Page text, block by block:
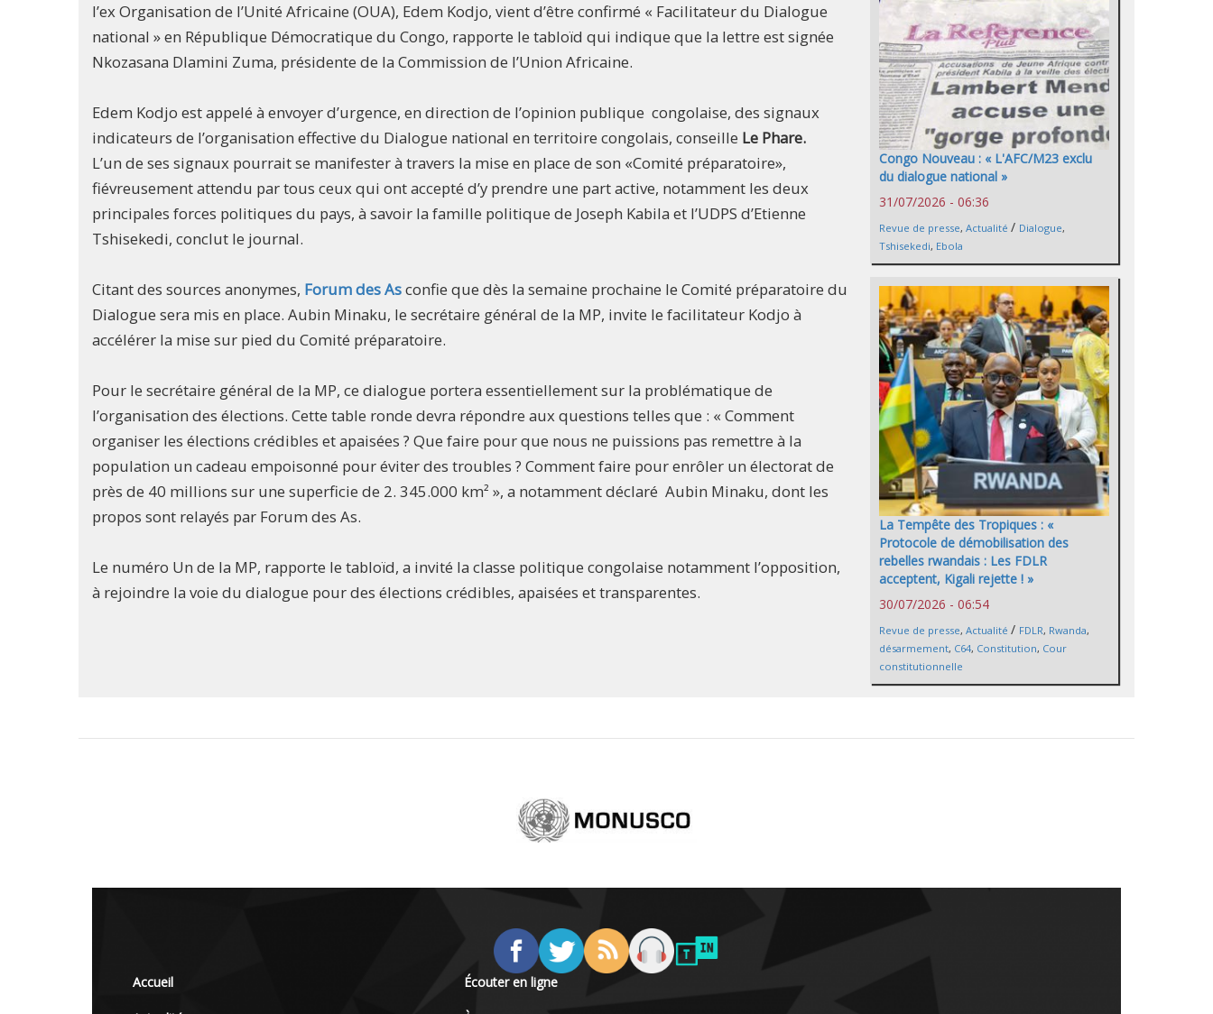
l’ex Organisation de l’Unité Africaine (OUA), Edem Kodjo, vient d’être confirmé « Facilitateur du Dialogue
national » en République Démocratique du Congo, rapporte le tabloïd qui indique que la lettre est signée
Nkozasana Dlamini Zuma, présidente de la Commission de l’Union Africaine.
Edem Kodjo est appelé à envoyer d’urgence, en direction de l’opinion publique congolaise, des signaux
indicateurs de l’organisation effective du Dialogue national en territoire congolais, conseille Le Phare.
L’un de ses signaux pourrait se manifester à travers la mise en place de son «Comité préparatoire»,
fiévreusement attendu par tous ceux qui ont accepté d’y prendre une part active, notamment les deux
principales forces politiques du pays, à savoir la famille politique de Joseph Kabila et l’UDPS d’Etienne
Tshisekedi, conclut le journal.
Citant des sources anonymes, Forum des Asconfie que dès la semaine prochaine le Comité préparatoire du
Dialogue sera mis en place. Aubin Minaku, le secrétaire général de la MP, invite le facilitateur Kodjo à
accélérer la mise sur pied du Comité préparatoire.
Pour le secrétaire général de la MP, ce dialogue portera essentiellement sur la problématique de
l’organisation des élections. Cette table ronde devra répondre aux questions telles que : « Comment
organiser les élections crédibles et apaisées ? Que faire pour que nous ne puissions pas remettre à la
population un cadeau empoisonné pour éviter des troubles ? Comment faire pour enrôler un électorat de
près de 40 millions sur une superficie de 2. 345.000 km² », a notamment déclaré Aubin Minaku, dont les
propos sont relayés par Forum des As.
Le numéro Un de la MP, rapporte le tabloïd, a invité la classe politique congolaise notamment l’opposition,
à rejoindre la voie du dialogue pour des élections crédibles, apaisées et transparentes.
Congo Nouveau : « L'AFC/M23 exclu
du dialogue national »
31/07/2026 - 06:36
Revue de presse, Actualité / Dialogue,
Tshisekedi, Ebola
La Tempête des Tropiques : «
Protocole de démobilisation des
rebelles rwandais : Les FDLR
acceptent, Kigali rejette ! »
30/07/2026 - 06:54
Revue de presse, Actualité / FDLR, Rwanda,
désarmement, C64, Constitution, Cour
constitutionnelle
Accueil Écouter en ligne